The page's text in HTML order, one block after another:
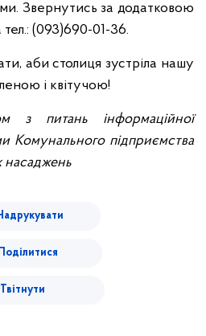
Звернутись за додатковою
(093)690-01-36.
аби столиця зустріла нашу
і квітучою!
з питань інформаційної
Комунального підприємства
насаджень
Твітнути